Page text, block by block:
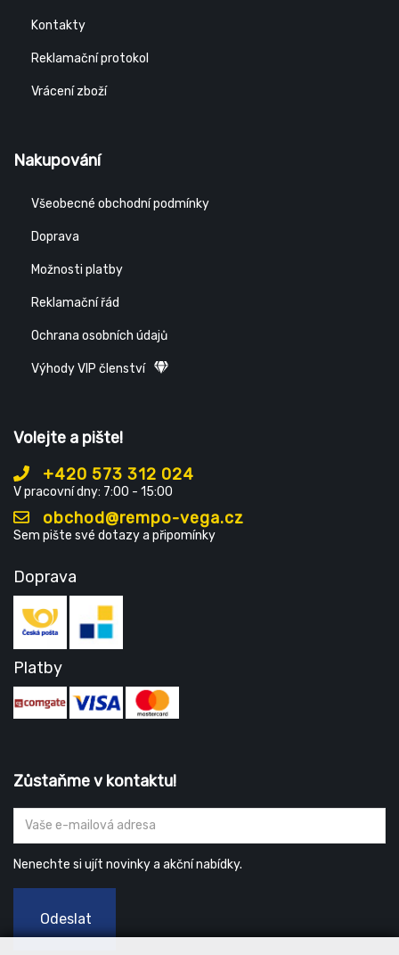
Kontakty
Reklamační protokol
Vrácení zboží
Nakupování
Všeobecné obchodní podmínky
Doprava
Možnosti platby
Reklamační řád
Ochrana osobních údajů
Výhody VIP členství
Volejte a pište!
+420 573 312 024
V pracovní dny: 7:00 - 15:00
obchod@rempo-vega.cz
Sem pište své dotazy a připomínky
Doprava
Platby
Zůstaňme v kontaktu!
Nenechte si ujít novinky a akční nabídky.
Odeslat